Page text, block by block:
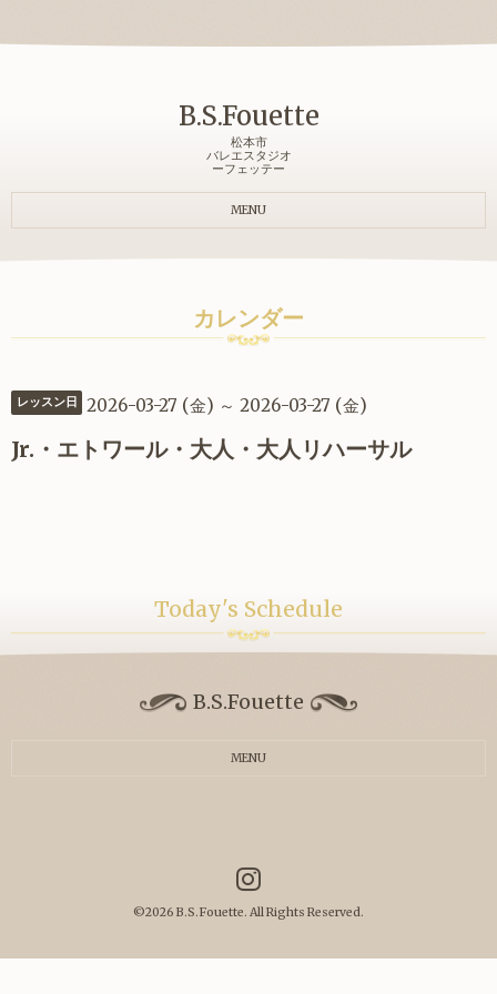
B.S.Fouette
松本市
バレエスタジオ
ーフェッテー
MENU
カレンダー
レッスン日 2026-03-27 (金) ～ 2026-03-27 (金)
Jr.・エトワール・大人・大人リハーサル
Today's Schedule
B.S.Fouette
MENU
©2026 B.S.Fouette. All Rights Reserved.